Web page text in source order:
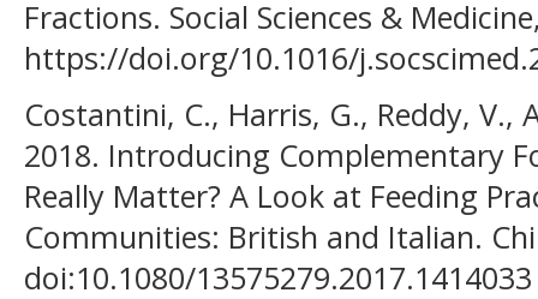
Fractions. Social Sciences &
https://doi.org/10.1016/
Costantini, C., Harris, G., Reddy, V.,
2018. Introducing Complementary
Really Matter? A Look at Feeding
Communities: British and Italian.
doi:10.1080/13575279.2017.1414033